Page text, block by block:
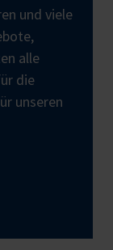
und viele
alle
die
unseren